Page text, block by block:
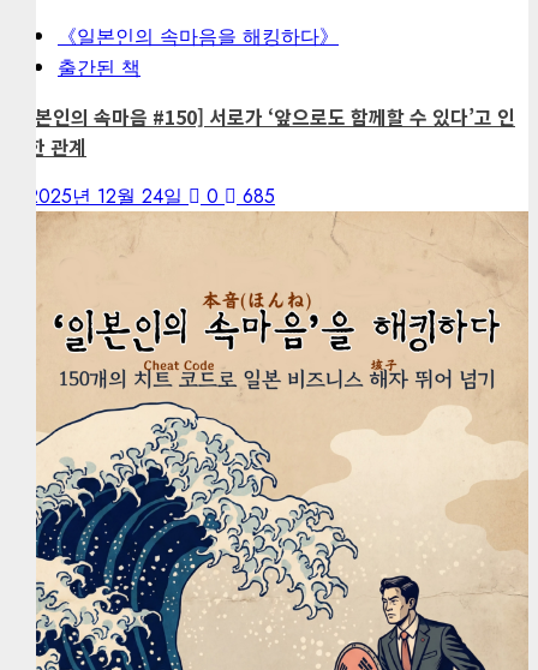
《일본인의 속마음을 해킹하다》
출간된 책
[일본인의 속마음 #150] 서로가 ‘앞으로도 함께할 수 있다’고 인
정한 관계
2025년 12월 24일 0 685